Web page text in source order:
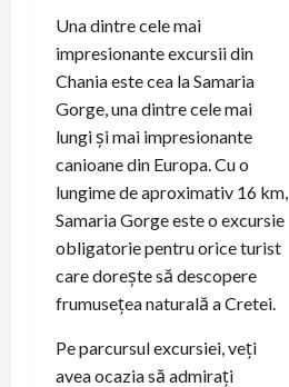
Una dintre cele mai
impresionante excursii din
Chania este cea la Samaria
Gorge, una dintre cele mai
lungi și mai impresionante
canioane din Europa. Cu o
lungime de aproximativ 16 km,
Samaria Gorge este o excursie
obligatorie pentru orice turist
care dorește să descopere
frumusețea naturală a Cretei.
Pe parcursul excursiei, veți
avea ocazia să admirați